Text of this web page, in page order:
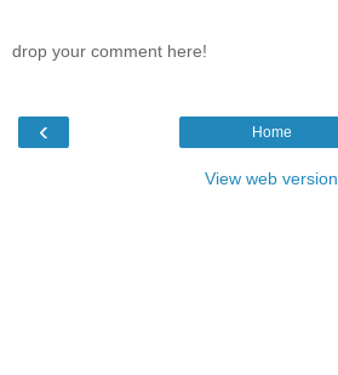
drop your comment here!
‹ Home
View web version